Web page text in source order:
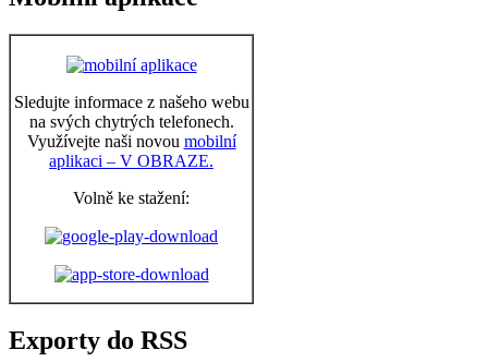
Sledujte informace z našeho webu
na svých chytrých telefonech.
Využívejte naši novou mobilní
aplikaci – V OBRAZE.
Volně ke stažení:
Exporty do RSS